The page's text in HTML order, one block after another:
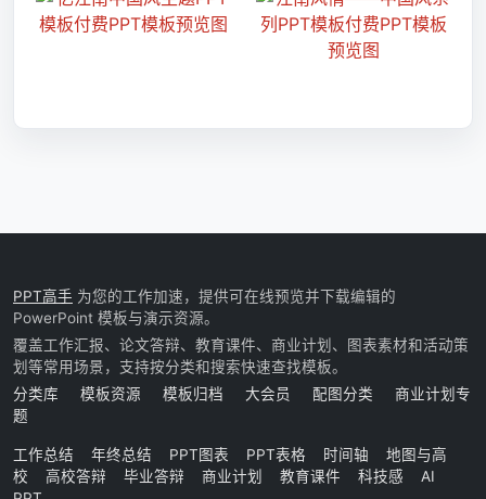
PPT高手 为您的工作加速，提供可在线预览并下载编辑的
PowerPoint 模板与演示资源。
覆盖工作汇报、论文答辩、教育课件、商业计划、图表素材和活动策
划等常用场景，支持按分类和搜索快速查找模板。
分类库
模板资源 模板归档 大会员 配图分类
商业计划专
题
工作总结 年终总结 PPT图表 PPT表格 时间轴
地图与高
校
高校答辩 毕业答辩 商业计划 教育课件 科技感
AI